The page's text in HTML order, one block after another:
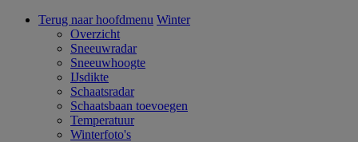
Terug naar hoofdmenu Winter
Overzicht
Sneeuwradar
Sneeuwhoogte
IJsdikte
Schaatsradar
Schaatsbaan toevoegen
Temperatuur
Winterfoto's